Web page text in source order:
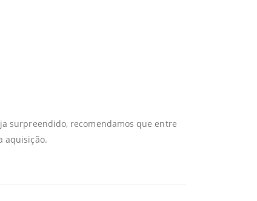
surpreendido, recomendamos que entre
aquisição.